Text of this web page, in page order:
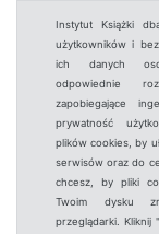
Instytut Książki
użytkowników i
ich danych
odpowiednie
zapobiegające
prywatność
plików cookies, by
serwisów oraz do
chcesz, by pliki
Twoim dysku
przeglądarki. Kliknij